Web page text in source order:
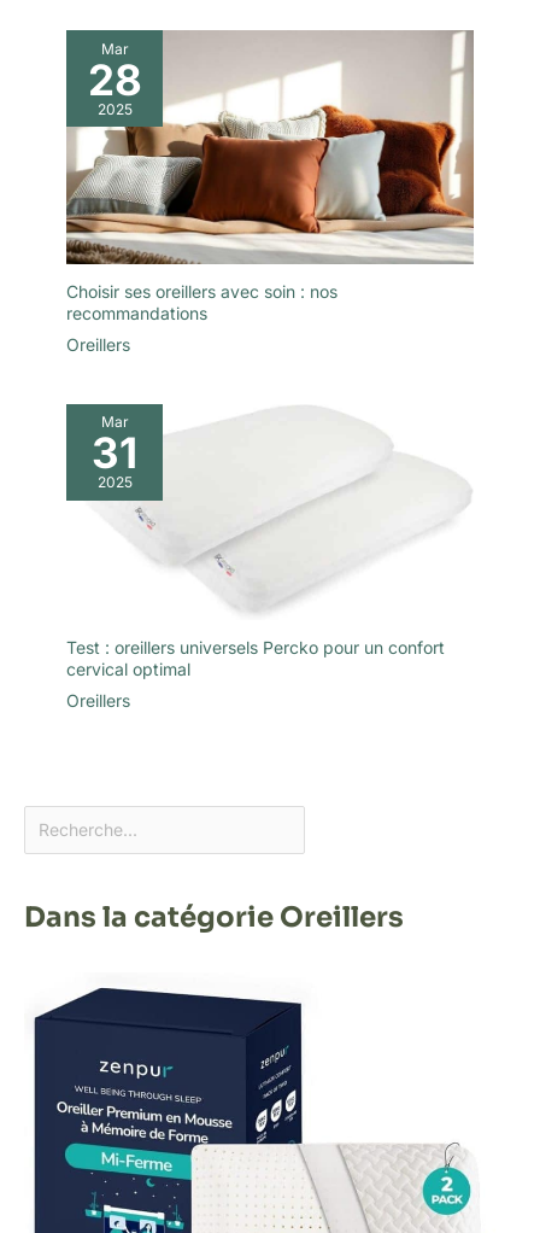
Mar
28
2025
Choisir ses oreillers avec soin : nos
recommandations
Oreillers
Mar
31
2025
Test : oreillers universels Percko pour un confort
cervical optimal
Oreillers
Dans la catégorie Oreillers